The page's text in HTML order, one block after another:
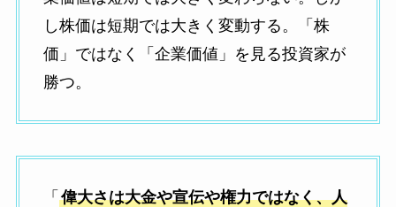
し株価は短期では大きく変動する。「株
価」ではなく「企業価値」を見る投資家が
勝つ。
「 偉大さは大金や宣伝や権力ではなく、人